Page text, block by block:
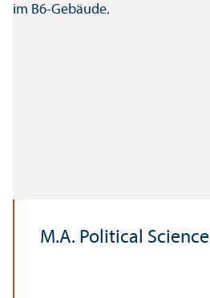
M.A. Political Science